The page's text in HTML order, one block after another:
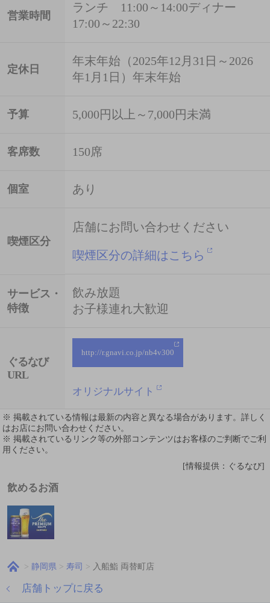
営業時間
ランチ 11:00～14:00ディナー
17:00～22:30
定休日
年末年始（2025年12月31日～2026
年1月1日）年末年始
予算 5,000円以上～7,000円未満
客席数 150席
個室 あり
喫煙区分
店舗にお問い合わせください
喫煙区分の詳細はこちら
サービス・
特徴
飲み放題
お子様連れ大歓迎
ぐるなび
URL
http://r.gnavi.co.jp/nb4v300
オリジナルサイト
※ 掲載されている情報は最新の内容と異なる場合があります。詳しく
はお店にお問い合わせください。
※ 掲載されているリンク等の外部コンテンツはお客様のご判断でご利
用ください。
[情報提供：ぐるなび]
飲めるお酒
静岡県 寿司 入船鮨 両替町店
店舗トップに戻る